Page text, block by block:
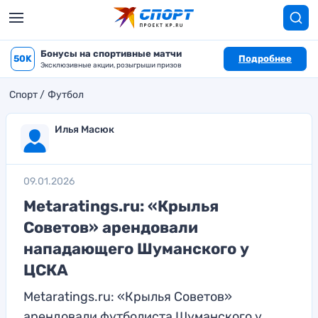
50K Бонусы на спортивные матчи
Эксклюзивные акции, розыгрыши призов
Подробнее
Спорт Футбол
Илья Масюк
09.01.2026
Metaratings.ru: «Крылья
Советов» арендовали
нападающего Шуманского у
ЦСКА
Metaratings.ru: «Крылья Советов»